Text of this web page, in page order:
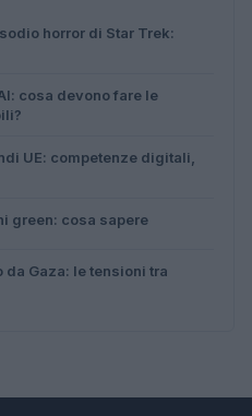
horror di Star Trek:
cosa devono fare le
UE: competenze digitali,
green: cosa sapere
da Gaza: le tensioni tra